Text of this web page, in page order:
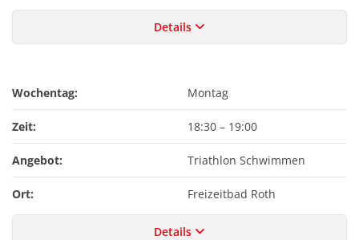
Details
Wochentag: Montag
Zeit: 18:30 – 19:00
Angebot: Triathlon Schwimmen
Ort: Freizeitbad Roth
Details